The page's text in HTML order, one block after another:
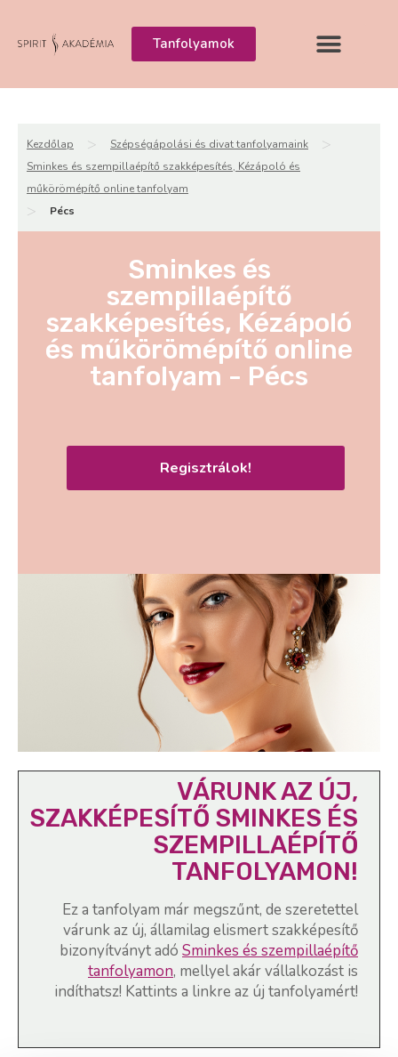
Tanfolyamok
Kezdőlap > Szépségápolási és divat tanfolyamaink >
Sminkes és szempillaépítő szakképesítés, Kézápoló és
műkörömépítő online tanfolyam
> Pécs
Sminkes és
szempillaépítő
szakképesítés, Kézápoló
és műkörömépítő online
tanfolyam - Pécs
Regisztrálok!
VÁRUNK AZ ÚJ,
SZAKKÉPESÍTŐ SMINKES ÉS
SZEMPILLAÉPÍTŐ
TANFOLYAMON!
Ez a tanfolyam már megszűnt, de szeretettel
várunk az új, államilag elismert szakképesítő
bizonyítványt adó Sminkes és szempillaépítő
tanfolyamon, mellyel akár vállalkozást is
indíthatsz! Kattints a linkre az új tanfolyamért!